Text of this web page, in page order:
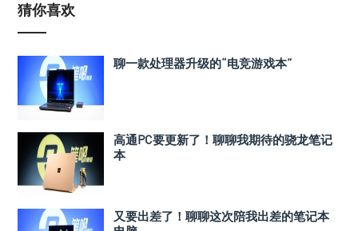
猜你喜欢
聊一款处理器升级的“电竞游戏本”
高通PC要更新了！聊聊我期待的骁龙笔记
本
又要出差了！聊聊这次陪我出差的笔记本